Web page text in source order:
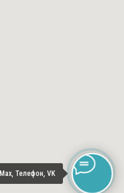
Max, Телефон, VK